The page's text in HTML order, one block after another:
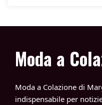
Moda a
Moda a Colazione di
indispensabile per